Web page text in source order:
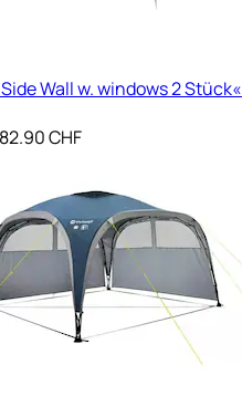
Wall w. windows 2 Stück«
82.90 CHF